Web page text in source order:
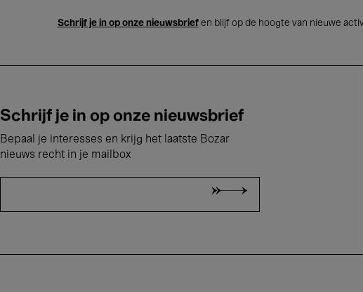
Schrijf je in op onze nieuwsbriefen blijf op de hoogte van nieuwe
Schrijf je in op onze nieuwsbrief
Bepaal je interesses en krijg het laatste Bozar
nieuws recht in je mailbox